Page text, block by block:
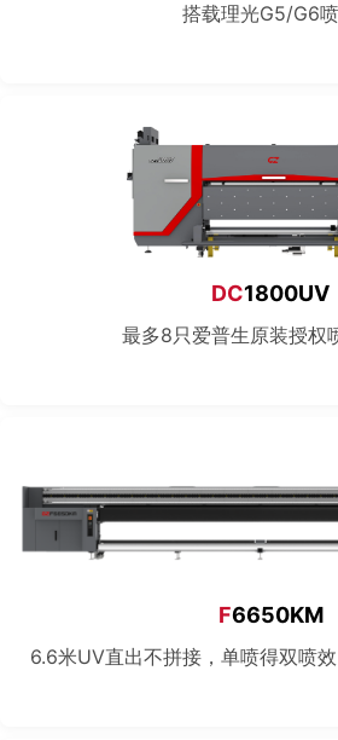
搭载理光G5/G6
DC1800UV
最多8只爱普生原装授权
F6650KM
6.6米UV直出不拼接，单喷得双喷